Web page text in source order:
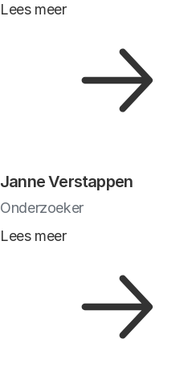
Lees meer
Janne Verstappen
Onderzoeker
Lees meer